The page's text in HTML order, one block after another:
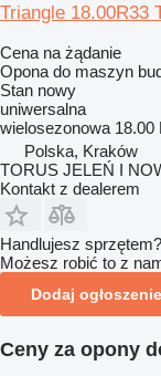
Triangle 18.00R33
Cena na żądanie
Opona do maszyn
Stan nowy
uniwersalna
wielosezonowa 18.00
Polska, Kraków
TORUS JELEŃ I
Kontakt z dealerem
Handlujesz sprzętem?
Możesz robić to z
Dodaj ogłoszenie
Ceny za opony